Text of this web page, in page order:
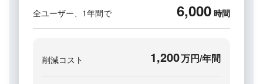
全ユーザー、​1年間で 6,000 時間
削減コスト 1,200万円/年間